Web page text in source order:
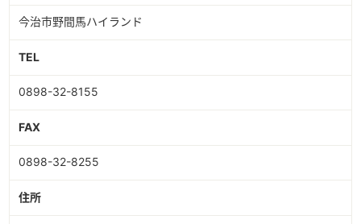
今治市野間馬ハイランド
TEL
0898-32-8155
FAX
0898-32-8255
住所